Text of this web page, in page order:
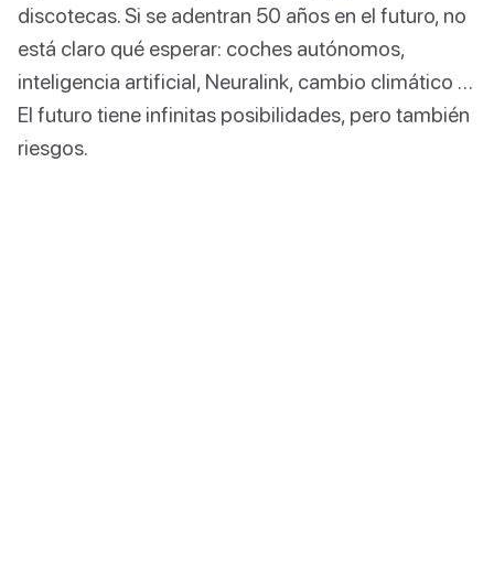
discotecas. Si se adentran 50 años en el futuro, no
está claro qué esperar: coches autónomos,
inteligencia artificial, Neuralink, cambio climático …
El futuro tiene infinitas posibilidades, pero también
riesgos.